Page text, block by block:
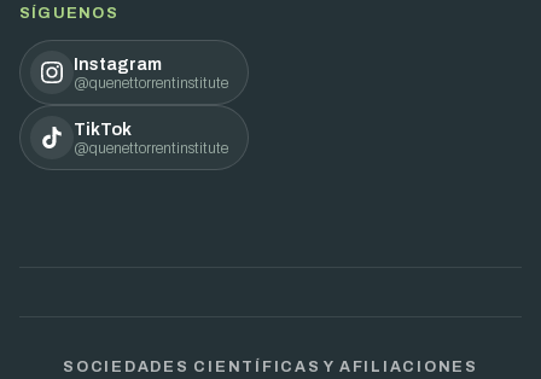
SÍGUENOS
Instagram
@quenettorrentinstitute
TikTok
@quenettorrentinstitute
SOCIEDADES CIENTÍFICAS Y AFILIACIONES